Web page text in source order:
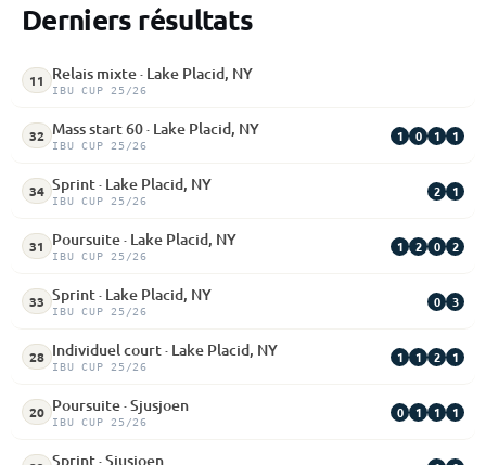
Derniers résultats
11 Relais mixte · Lake Placid, NY
IBU CUP 25/26
32 Mass start 60 · Lake Placid, NY
IBU CUP 25/26
1 0 1 1
34 Sprint · Lake Placid, NY
IBU CUP 25/26
2 1
31 Poursuite · Lake Placid, NY
IBU CUP 25/26
1 2 0 2
33 Sprint · Lake Placid, NY
IBU CUP 25/26
0 3
28 Individuel court · Lake Placid, NY
IBU CUP 25/26
1 1 2 1
20 Poursuite · Sjusjoen
IBU CUP 25/26
0 1 1 1
Sprint · Sjusjoen